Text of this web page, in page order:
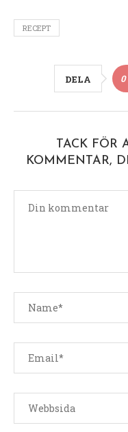
RECEPT
DELA 0
TACK FÖR
KOMMENTAR,